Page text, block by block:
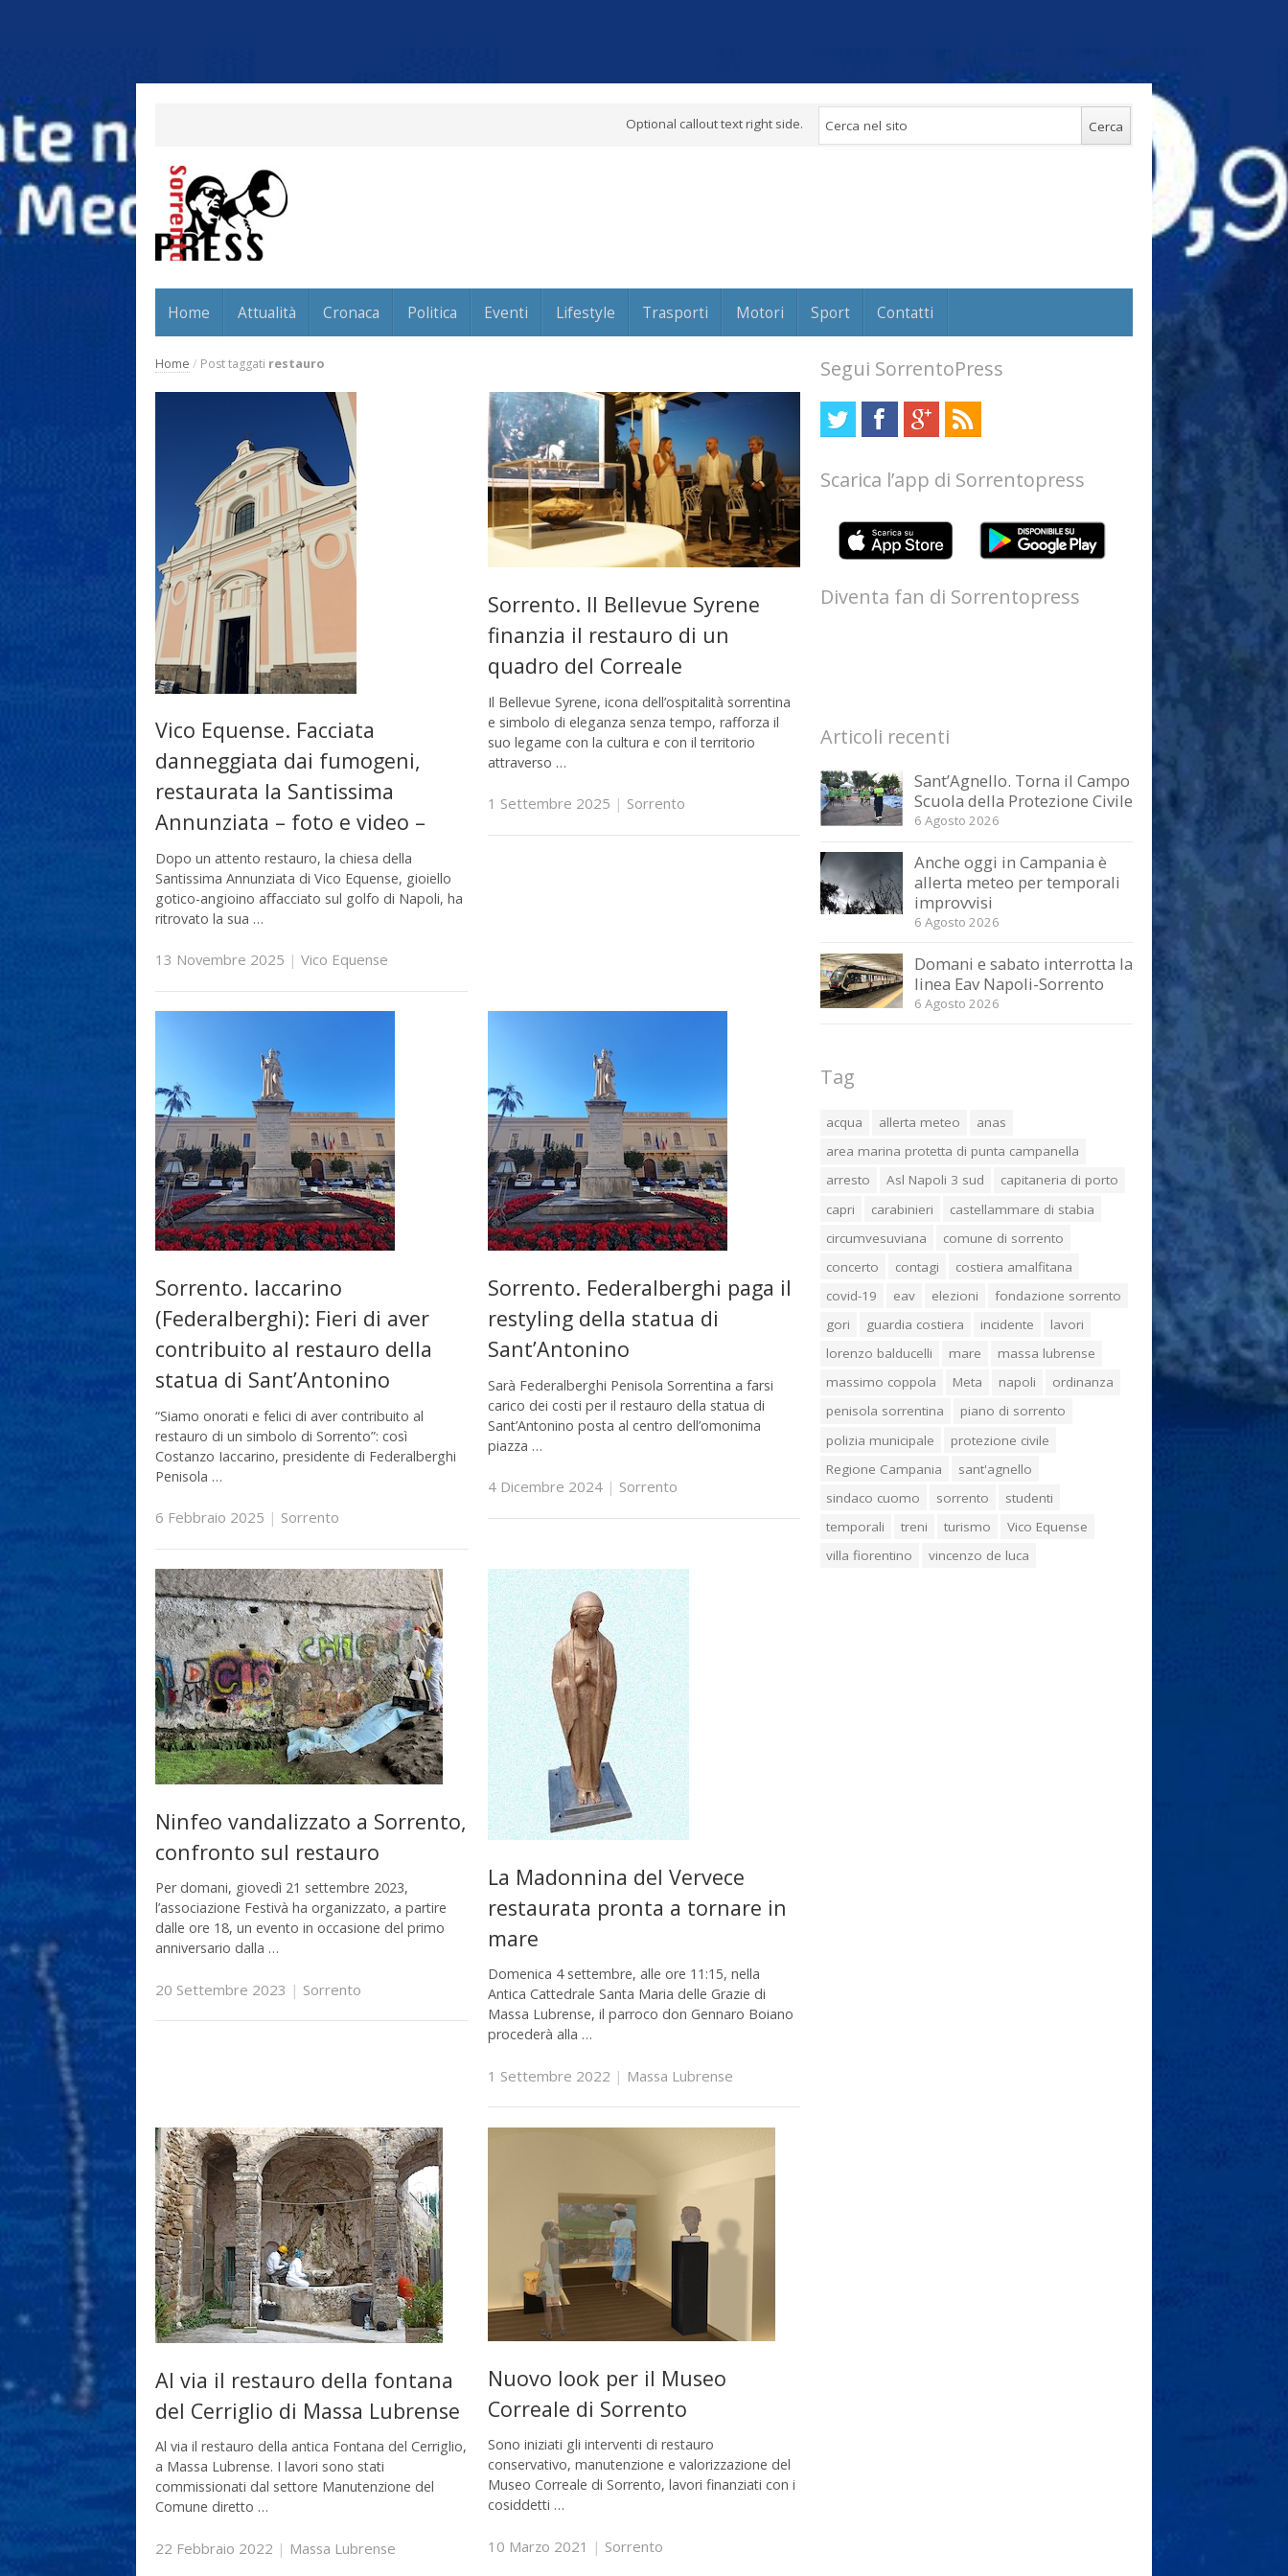
Optional callout text right side.
Home Attualità Cronaca Politica Eventi Lifestyle Trasporti Motori Sport Contatti
Home / Post taggati restauro
Vico Equense. Facciata
danneggiata dai fumogeni,
restaurata la Santissima
Annunziata – foto e video –
Dopo un attento restauro, la chiesa della
Santissima Annunziata di Vico Equense, gioiello
gotico-angioino aﬀacciato sul golfo di Napoli, ha
ritrovato la sua …
13 Novembre 2025 | Vico Equense
Sorrento. Il Bellevue Syrene
finanzia il restauro di un
quadro del Correale
Il Bellevue Syrene, icona dell’ospitalità sorrentina
e simbolo di eleganza senza tempo, rafforza il
suo legame con la cultura e con il territorio
attraverso …
1 Settembre 2025 | Sorrento
Sorrento. Iaccarino
(Federalberghi): Fieri di aver
contribuito al restauro della
statua di Sant’Antonino
“Siamo onorati e felici di aver contribuito al
restauro di un simbolo di Sorrento”: così
Costanzo Iaccarino, presidente di Federalberghi
Penisola …
6 Febbraio 2025 | Sorrento
Sorrento. Federalberghi paga il
restyling della statua di
Sant’Antonino
Sarà Federalberghi Penisola Sorrentina a farsi
carico dei costi per il restauro della statua di
Sant’Antonino posta al centro dell’omonima
piazza …
4 Dicembre 2024| Sorrento
Ninfeo vandalizzato a Sorrento,
confronto sul restauro
Per domani, giovedì 21 settembre 2023,
l’associazione Festivà ha organizzato, a partire
dalle ore 18, un evento in occasione del primo
anniversario dalla …
20 Settembre 2023 | Sorrento
La Madonnina del Vervece
restaurata pronta a tornare in
mare
Domenica 4 settembre, alle ore 11:15, nella
Antica Cattedrale Santa Maria delle Grazie di
Massa Lubrense, il parroco don Gennaro Boiano
procederà alla …
1 Settembre 2022 | Massa Lubrense
Al via il restauro della fontana
del Cerriglio di Massa Lubrense
Al via il restauro della antica Fontana del Cerriglio,
a Massa Lubrense. I lavori sono stati
commissionati dal settore Manutenzione del
Comune diretto …
22 Febbraio 2022 | Massa Lubrense
Nuovo look per il Museo
Correale di Sorrento
Sono iniziati gli interventi di restauro
conservativo, manutenzione e valorizzazione del
Museo Correale di Sorrento, lavori finanziati con i
cosiddetti …
10 Marzo 2021 | Sorrento
Segui SorrentoPress
Scarica l’app di Sorrentopress
Diventa fan di Sorrentopress
Articoli recenti
Sant’Agnello. Torna il Campo
Scuola della Protezione Civile
6 Agosto 2026
Anche oggi in Campania è
allerta meteo per temporali
improvvisi
6 Agosto 2026
Domani e sabato interrotta la
linea Eav Napoli-Sorrento
6 Agosto 2026
Tag
acqua allerta meteo
anas
area marina protetta di punta campanella
arresto
Asl Napoli 3 sud
capitaneria di porto
capri
carabinieri
castellammare di stabia
circumvesuviana
comune di sorrento
concerto
contagi
costiera amalfitana
covid-19
eav elezioni
fondazione sorrento
gori
guardia costiera incidente
lavori
lorenzo balducelli
mare
massa lubrense
massimo coppola
Meta napoli
ordinanza
penisola sorrentina
piano di sorrento
polizia municipale
protezione civile
Regione Campania
sant'agnello
sindaco cuomo
sorrento
studenti
temporali
treni turismo
Vico Equense
villa fiorentino
vincenzo de luca